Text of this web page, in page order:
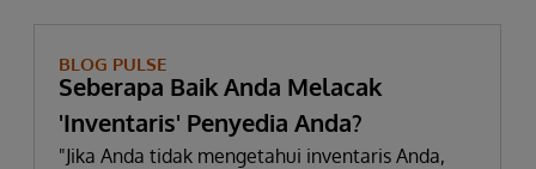
BLOG PULSE
Seberapa Baik Anda Melacak
'Inventaris' Penyedia Anda?
"Jika Anda tidak mengetahui inventaris Anda,